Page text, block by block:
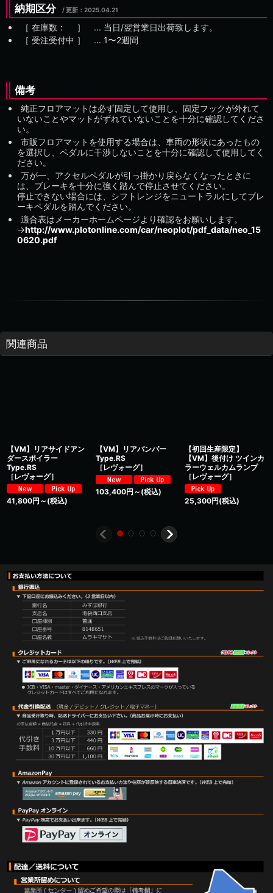
納期区分 / 更新：
［ 在庫数： ］ ... 当日/翌営業日出荷致します。
［ 受注受付中 ］ ...
備考
純正フロアマットは必ず固定して使用し、固定フックが外れて
いないことやマットがずれていないことを十分に確認してくださ
い。
市販フロアマットを使用する場合は、車両の形状にあったもの
を選択し、ペダルに干渉しないことを十分に確認して使用してく
ださい。
万が一、アクセルペダルが引っ掛かり戻らなくなったときに
は、ブレーキを十分に強く踏んで停止させてください。
停止できない場合には、シフトレンジをニュートラルにしてブレ
ーキペダルを踏んでください。
適合表はメーカーホームページより確認をお願いします。
→http://www.plotonline.com/car/neoplot/pdf_data/neo_15
0620.pdf
関連商品
【VM】リアサイドアン
ダースポイラー
Type.RS
［レヴォーグ］
41,800円 ～ (税込)
【VM】リアバンパー
Type.RS
［レヴォーグ］
103,400円 ～ (税込)
【初回生産限定】
【VM】後付け ツインカ
ラーウェルカムランプ
［レヴォーグ］
25,300円(税込)